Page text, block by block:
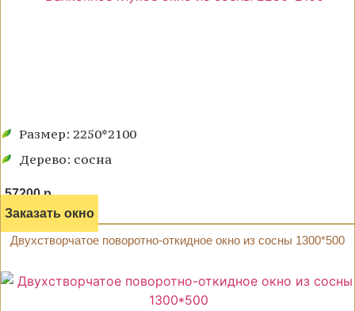
Размер: 2250*2100
Дерево: сосна
57200 р.
Заказать окно
Двухстворчатое поворотно-откидное окно из сосны 1300*500